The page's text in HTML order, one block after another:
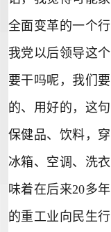
全面变革的一个
我党以后领导这
要干吗呢，我们
的、用好的，这
保健品、饮料，
冰箱、 空调 、 洗
味着在后来20多
的重工业向民生